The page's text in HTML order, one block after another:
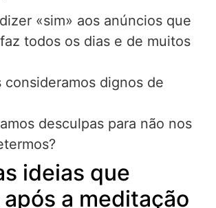
«sim» aos anúncios que
todos os dias e de muitos
consideramos dignos de
desculpas para não nos
ideias que
a meditação